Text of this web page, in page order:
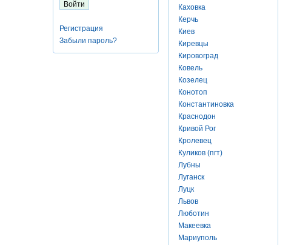
Регистрация
Забыли пароль?
Каховка
Керчь
Киев
Киревцы
Кировоград
Ковель
Козелец
Конотоп
Константиновка
Краснодон
Кривой Рог
Кролевец
Куликов (пгт)
Лубны
Луганск
Луцк
Львов
Люботин
Макеевка
Мариуполь